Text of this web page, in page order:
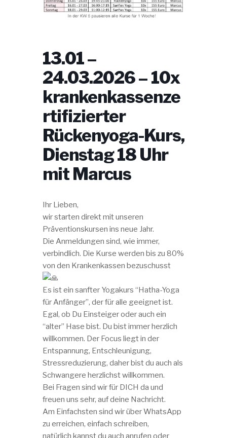
13.01 –
24.03.2026 – 10x
krankenkassenze
rtifizierter
Rückenyoga-Kurs,
Dienstag 18 Uhr
mit Marcus
Ihr Lieben,
wir starten direkt mit unseren
Präventionskursen ins neue Jahr.
Die Anmeldungen sind, wie immer,
verbindlich. Die Kurse werden bis zu 80%
von den Krankenkassen bezuschusst
Es ist ein sanfter Yogakurs “Hatha-Yoga
für Anfänger”, der für alle geeignet ist.
Egal, ob Du Einsteiger oder auch ein
“alter” Hase bist. Du bist immer herzlich
willkommen. Der Focus liegt in der
Entspannung, Entschleunigung,
Stressreduzierung, daher bist du auch als
Schwangere herzlichst willkommen.
Bei Fragen sind wir für DICH da und
freuen uns sehr, auf deine Nachricht.
Am Einfachsten sind wir über WhatsApp
zu erreichen, einfach schreiben,
natürlich kannst du auch anrufen oder